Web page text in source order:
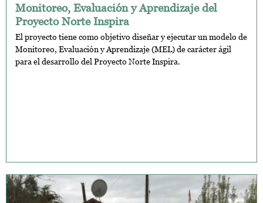
Monitoreo, Evaluación y Aprendizaje del
Proyecto Norte Inspira
El proyecto tiene como objetivo diseñar y ejecutar un modelo de
Monitoreo, Evaluación y Aprendizaje (MEL) de carácter ágil
para el desarrollo del Proyecto Norte Inspira.